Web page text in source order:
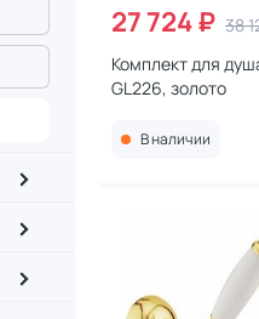
27 724 ₽ 38
Комплект для
GL226, золото
В наличии